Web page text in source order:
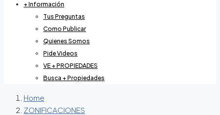
+ Información
Tus Preguntas
Como Publicar
Quienes Somos
Pide Videos
VE + PROPIEDADES
Busca + Propiedades
Home
ZONIFICACIONES